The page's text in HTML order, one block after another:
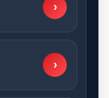
›
›